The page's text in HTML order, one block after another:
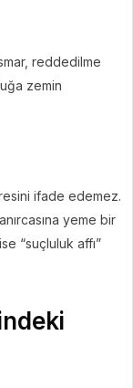
reddedilme
zemin
ifade edemez.
yeme bir
“suçluluk affı”